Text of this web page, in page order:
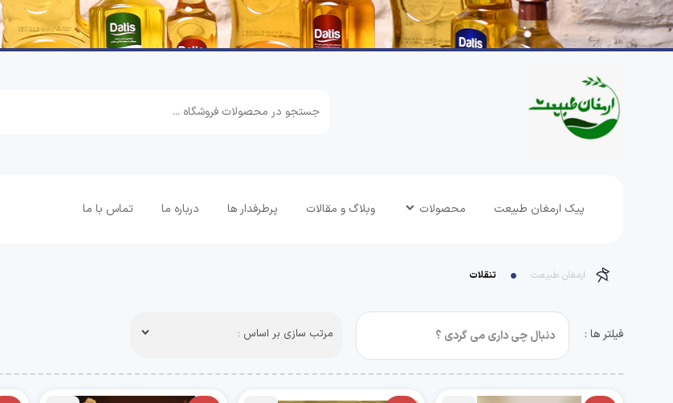
پیک ارمغان طبیعت محصولات وبلاگ و مقالات پرطرفدار ها درباره ما تماس با ما
ارمغان طبیعت تنقلات
فیلتر ها : مرتب سازی بر اساس :